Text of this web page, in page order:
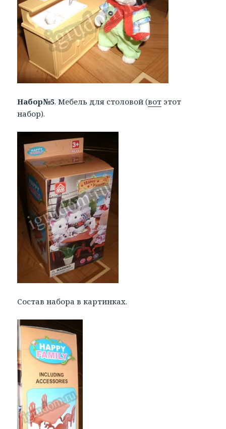
Набор№5. Мебель для столовой (вот этот
набор).
Состав набора в картинках.